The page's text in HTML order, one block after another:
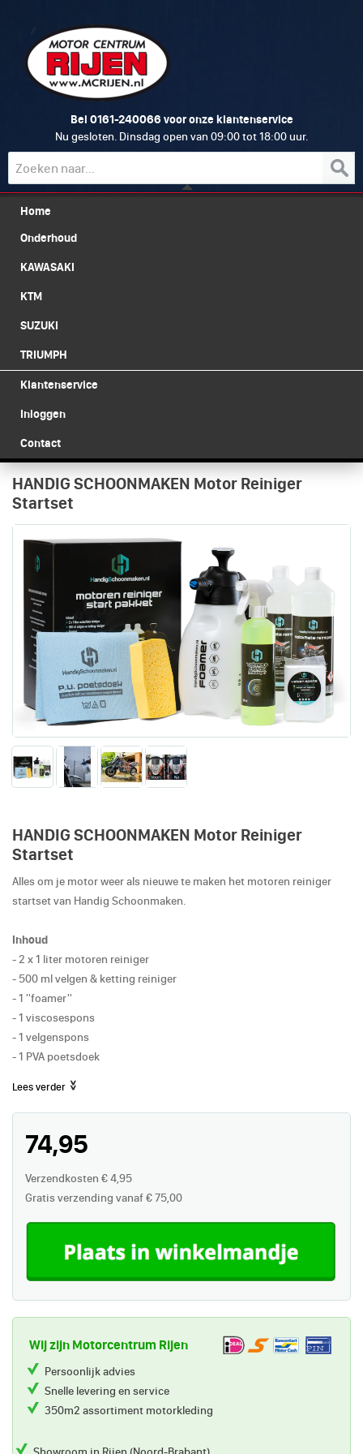
Bel 0161-240066 voor onze klantenservice
Nu gesloten. Dinsdag open van 09:00 tot 18:00 uur.
Home
Onderhoud
KAWASAKI
KTM
SUZUKI
TRIUMPH
Klantenservice
Inloggen
Contact
HANDIG SCHOONMAKEN Motor Reiniger
Startset
HANDIG SCHOONMAKEN Motor Reiniger
Startset
Alles om je motor weer als nieuwe te maken het motoren reiniger
startset van Handig Schoonmaken.
Inhoud
- 2 x 1 liter motoren reiniger
- 500 ml velgen & ketting reiniger
- 1 ''foamer''
- 1 viscosespons
- 1 velgenspons
- 1 PVA poetsdoek
Lees verder
74,95
Verzendkosten € 4,95
Gratis verzending vanaf € 75,00
Wij zijn Motorcentrum Rijen
Persoonlijk advies
Snelle levering en service
350m2 assortiment motorkleding